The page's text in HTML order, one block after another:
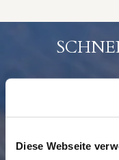
Diese Webseite